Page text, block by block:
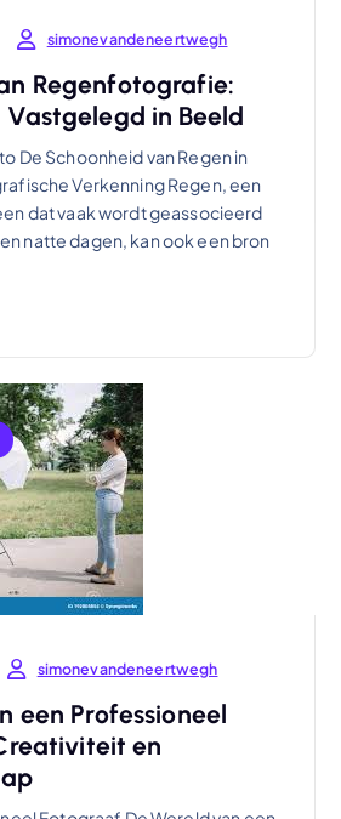
simonevandeneertwegh
Regenfotografie:
Vastgelegd in Beeld
De Schoonheid van Regen in
Verkenning Regen, een
dat vaak wordt geassocieerd
natte dagen, kan ook een bron
simonevandeneertwegh
een Professioneel
en